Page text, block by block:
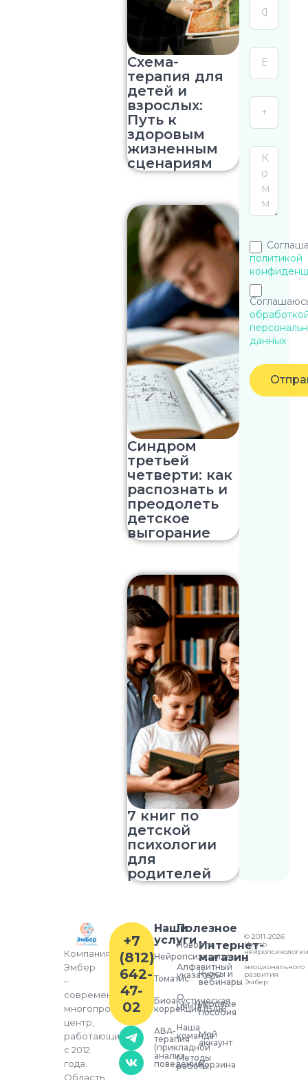
Схема-
терапия для
детей и
взрослых:
Путь к
здоровым
жизненным
сценариям
Синдром
третьей
четверти: как
распознать и
преодолеть
детское
выгорание
7 книг по
детской
психологии
для
родителей
политикой
данных
Компания
Эмбер
–
современный
многопрофильный
центр,
работающий
с 2012
года.
Область
Наши
услуги
Нейропсихология
Томатис
Биоакустическая
коррекция (БАК)
АВА-
терапия
(прикладной
анализ
поведения)
Интернет-
магазин
Курсы и
вебинары
Игровые
пособия
Мой
аккаунт
Корзина
Полезное
Новости
Алфавитный
указатель
О
центре
Наша
команда
Методы
работы
+7
(812)
642-
47-
02
© 2011-2026
Центр
нейропсихологии
и
эмоционального
развития
Эмбер